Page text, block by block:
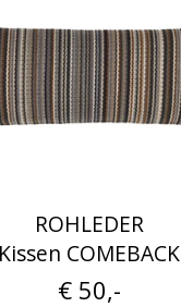
ROHLEDER
Kissen COMEBACK
€ 50,-